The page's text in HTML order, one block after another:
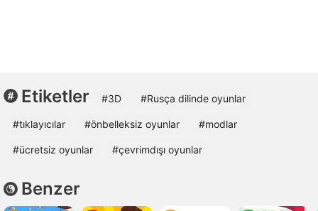
Etiketler #3D #Rusça dilinde oyunlar
#tıklayıcılar #önbelleksiz oyunlar #modlar
#ücretsiz oyunlar #çevrimdışı oyunlar
Benzer